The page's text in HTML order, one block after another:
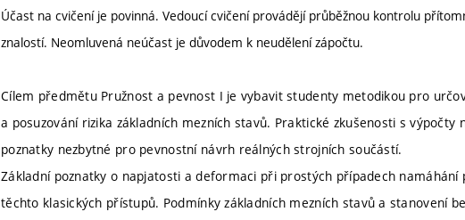
Účast na cvičení je povinná. Vedoucí cvičení provádějí průběžnou kontrolu
znalostí. Neomluvená neúčast je důvodem k neudělení zápočtu.
Cílem předmětu Pružnost a pevnost I je vybavit studenty metodikou pro
a posuzování rizika základních mezních stavů. Praktické zkušenosti s
poznatky nezbytné pro pevnostní návrh reálných strojních součástí.
Základní poznatky o napjatosti a deformaci při prostých případech
těchto klasických přístupů. Podmínky základních mezních stavů a stanovení